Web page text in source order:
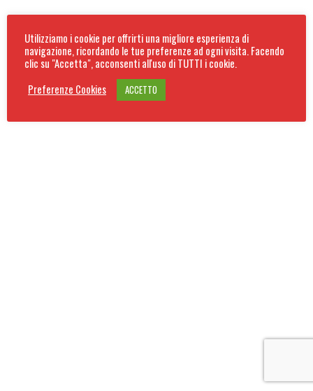
Utilizziamo i cookie per offrirti una migliore esperienza di
navigazione, ricordando le tue preferenze ad ogni visita. Facendo
clic su "Accetta", acconsenti all'uso di TUTTI i cookie.
Preferenze Cookies
ACCETTO